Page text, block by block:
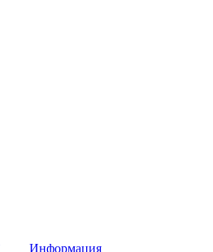
Информация